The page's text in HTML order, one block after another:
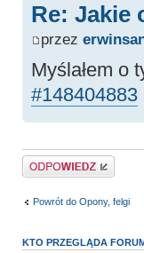
Re: Jakie
przez
Myślałem o
#148404883
Odpowiedz
Powrót do Opony, felgi
KTO PRZEGLĄDA